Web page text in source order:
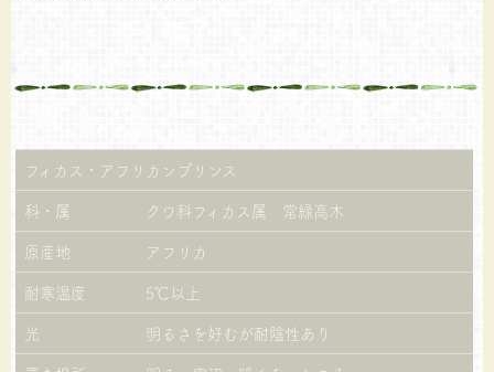
フィカス・アフリカンプリンス
科・属
クワ科フィカス属 常緑高木
原産地
アフリカ
耐寒温度
5℃以上
光
明るさを好むが耐陰性あり